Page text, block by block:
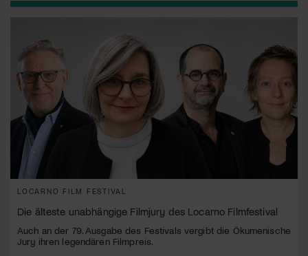
LOCARNO FILM FESTIVAL
Die älteste unabhängige Filmjury des Locarno Filmfestival
Auch an der 79. Ausgabe des Festivals vergibt die Ökumenische
Jury ihren legendären Filmpreis.